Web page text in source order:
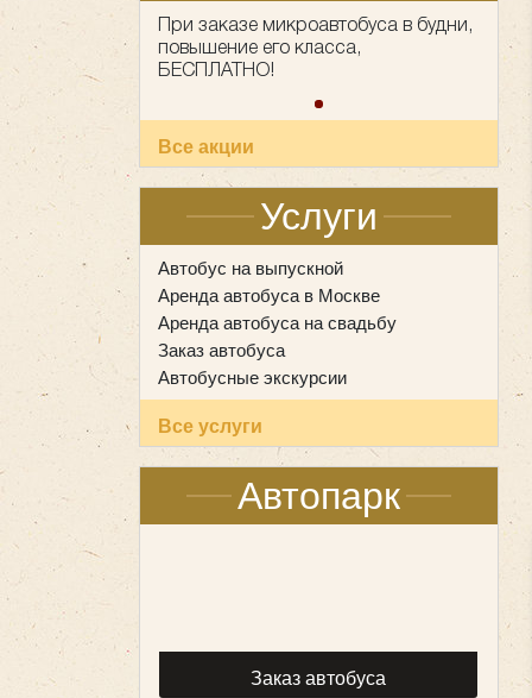
При заказе микроавтобуса в будни,
повышение его класса,
БЕСПЛАТНО!
Все акции
Услуги
Автобус на выпускной
Аренда автобуса в Москве
Аренда автобуса на свадьбу
Заказ автобуса
Автобусные экскурсии
Все услуги
Автопарк
Заказ автобуса